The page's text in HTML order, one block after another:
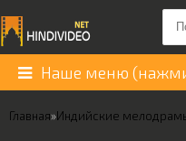
Наше меню
Главная»Индийские